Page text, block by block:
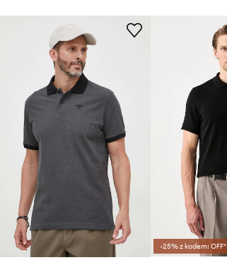
ID Produktu
-25% z kodem: OFF*